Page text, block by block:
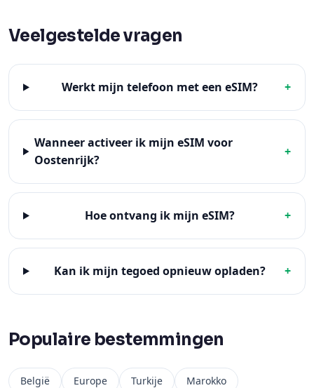
Veelgestelde vragen
Werkt mijn telefoon met een eSIM? +
Wanneer activeer ik mijn eSIM voor
Oostenrijk?
+
Hoe ontvang ik mijn eSIM? +
Kan ik mijn tegoed opnieuw opladen? +
Populaire bestemmingen
België Europe Turkije
Marokko